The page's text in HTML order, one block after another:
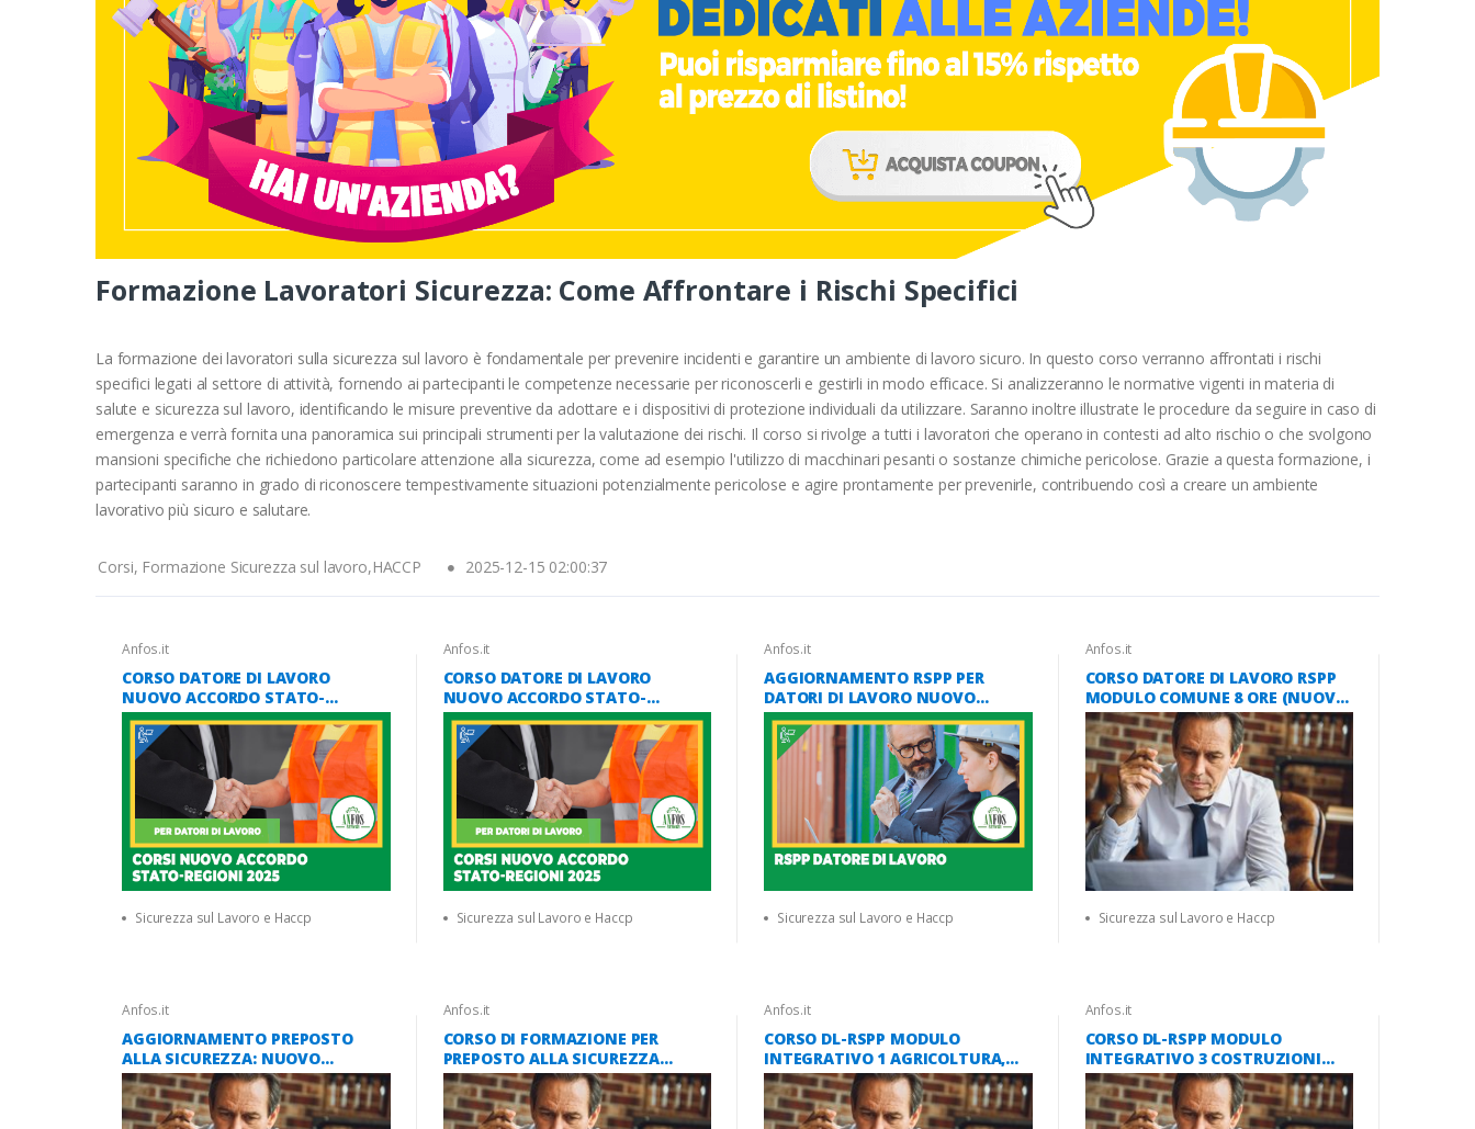
Formazione Lavoratori Sicurezza: Come Affrontare i Rischi Specifici
La formazione dei lavoratori sulla sicurezza sul lavoro è fondamentale per prevenire incidenti e garantire un ambiente di lavoro sicuro. In questo corso verranno affrontati i rischi
specifici legati al settore di attività, fornendo ai partecipanti le competenze necessarie per riconoscerli e gestirli in modo efficace. Si analizzeranno le normative vigenti in materia di
salute e sicurezza sul lavoro, identificando le misure preventive da adottare e i dispositivi di protezione individuali da utilizzare. Saranno inoltre illustrate le procedure da seguire in caso di
emergenza e verrà fornita una panoramica sui principali strumenti per la valutazione dei rischi. Il corso si rivolge a tutti i lavoratori che operano in contesti ad alto rischio o che svolgono
mansioni specifiche che richiedono particolare attenzione alla sicurezza, come ad esempio l'utilizzo di macchinari pesanti o sostanze chimiche pericolose. Grazie a questa formazione, i
partecipanti saranno in grado di riconoscere tempestivamente situazioni potenzialmente pericolose e agire prontamente per prevenirle, contribuendo così a creare un ambiente
lavorativo più sicuro e salutare.
Corsi, Formazione Sicurezza sul lavoro,HACCP 2025-12-15 02:00:37
Anfos.it
CORSO DATORE DI LAVORO
NUOVO ACCORDO STATO-
REGIONI 2025 (16 ORE)
Sicurezza sul Lavoro e Haccp
Anfos.it
CORSO DATORE DI LAVORO
NUOVO ACCORDO STATO-
REGIONI 2025 MODULO CANTIERI
(6 ORE)
Sicurezza sul Lavoro e Haccp
Anfos.it
AGGIORNAMENTO RSPP PER
DATORI DI LAVORO NUOVO
ACCORDO STATO REGIONI 2025
Sicurezza sul Lavoro e Haccp
Anfos.it
CORSO DATORE DI LAVORO RSPP
MODULO COMUNE 8 ORE (NUOVO
ACCORDO STATO REGIONI 2025)
Sicurezza sul Lavoro e Haccp
Anfos.it
AGGIORNAMENTO PREPOSTO
ALLA SICUREZZA: NUOVO
ACCORDO STATO REGIONI 2025
Anfos.it
CORSO DI FORMAZIONE PER
PREPOSTO ALLA SICUREZZA
(NUOVO ACCORDO STATO
REGIONI 2025)
Anfos.it
CORSO DL-RSPP MODULO
INTEGRATIVO 1 AGRICOLTURA,
SILVICOLTURA E ZOOTECNIA
ATECO A 01-02 16 ORE (ACCORDO
STATO-REGIONI 2025)
Anfos.it
CORSO DL-RSPP MODULO
INTEGRATIVO 3 COSTRUZIONI
ATECO F 16 ORE (ACCORDO
STATO-REGIONI 2025)